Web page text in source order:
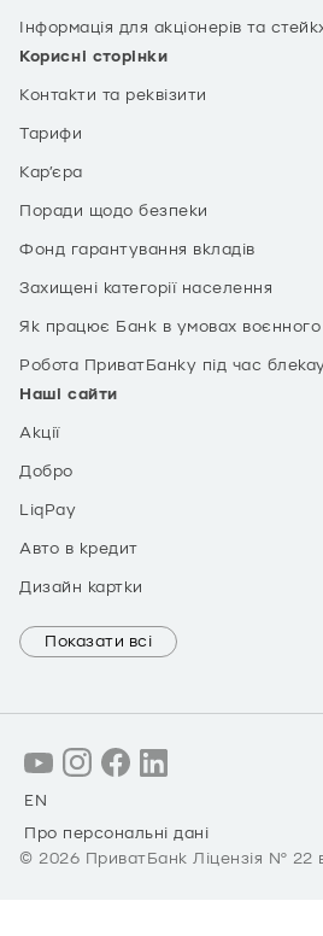
Інформація для акціонерів та
Корисні сторінки
Контакти та реквізити
Тарифи
Кар’єра
Поради щодо безпеки
Фонд гарантування вкладів
Захищені категорії населення
Як працює Банк в умовах
Робота ПриватБанку під час
Наші сайти
Акції
Добро
LiqPay
Авто в кредит
Дизайн картки
Показати всі
EN
Про персональні дані
© 2026 ПриватБанк Ліцензія № 22